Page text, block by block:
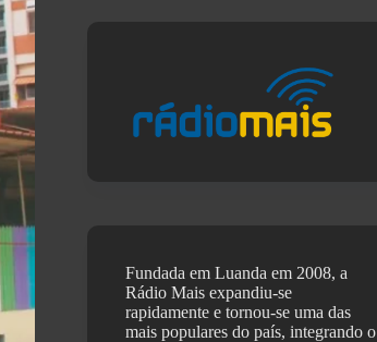
Fundada em Luanda em 2008, a
Rádio Mais expandiu-se
rapidamente e tornou-se uma das
mais populares do país, integrando o